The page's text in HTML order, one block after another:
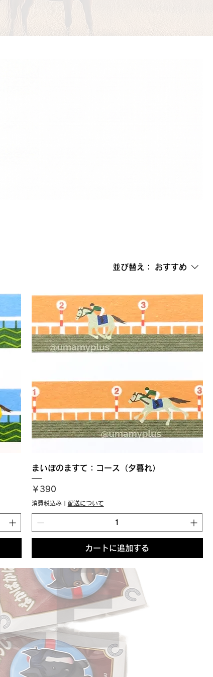
並び替え： おすすめ
まいぽのますて：コース（夕暮れ）
価格
￥390
消費税込み| 配送について
カートに追加する